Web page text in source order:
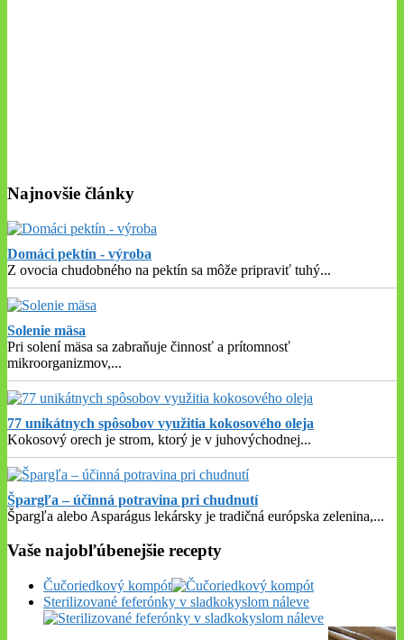
Najnovšie články
Domáci pektín - výroba
Z ovocia chudobného na pektín sa môže pripraviť tuhý...
Solenie mäsa
Pri solení mäsa sa zabraňuje činnosť a prítomnosť
mikroorganizmov,...
77 unikátnych spôsobov využitia kokosového oleja
Kokosový orech je strom, ktorý je v juhovýchodnej...
Špargľa – účinná potravina pri chudnutí
Špargľa alebo Asparágus lekársky je tradičná európska zelenina,...
Vaše najobľúbenejšie recepty
Čučoriedkový kompót
Sterilizované feferónky v sladkokyslom náleve